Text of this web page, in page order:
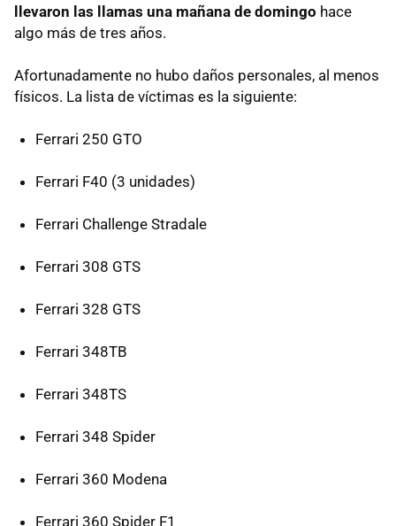
llevaron las llamas una mañana de domingo hace
algo más de tres años.
Afortunadamente no hubo daños personales, al menos
físicos. La lista de víctimas es la siguiente:
Ferrari 250 GTO
Ferrari F40 (3 unidades)
Ferrari Challenge Stradale
Ferrari 308 GTS
Ferrari 328 GTS
Ferrari 348TB
Ferrari 348TS
Ferrari 348 Spider
Ferrari 360 Modena
Ferrari 360 Spider F1